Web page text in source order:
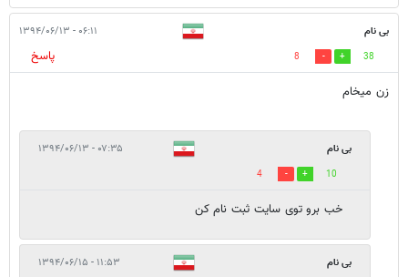
بی نام ۰۶:۱۱ - ۱۳۹۴/۰۶/۱۳
38
8
پاسخ
زن میخام
بی نام ۰۷:۳۵ - ۱۳۹۴/۰۶/۱۳
10
4
خب برو توی سایت ثبت نام کن
بی نام ۱۱:۵۳ - ۱۳۹۴/۰۶/۱۵